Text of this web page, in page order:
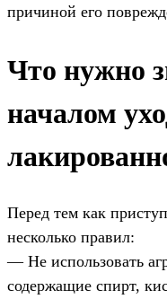
причиной его
Что нужно
началом
Перед тем как
несколько правил:
— Не использовать
содержащие спирт,